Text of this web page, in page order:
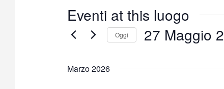
Eventi at this luogo
Oggi 27 Maggio
Marzo 2026